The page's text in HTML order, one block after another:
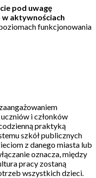
pod uwagę
aktywnościach
funkcjonowania
i członków
praktyką
szkół publicznych
z danego miasta lub
oznacza, między
pracy zostaną
wszystkich dzieci.